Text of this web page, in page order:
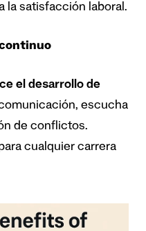
la satisfacción laboral.
el desarrollo de
escucha
de conflictos.
cualquier carrera